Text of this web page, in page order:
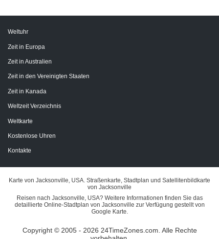
Weltuhr
Zeit in Europa
Zeit in Australien
Zeit in den Vereinigten Staaten
Zeit in Kanada
Weltzeit Verzeichnis
Weltkarte
Kostenlose Uhren
Kontakte
Karte von Jacksonville, USA. Straßenkarte, Stadtplan und Satellitenbildkarte
von Jacksonville
Reisen nach Jacksonville, USA? Weitere Informationen finden Sie das
detaillierte Online-Stadtplan von Jacksonville zur Verfügung gestellt von
Google Karte.
Copyright © 2005 - 2026 24TimeZones.com. Alle Rechte